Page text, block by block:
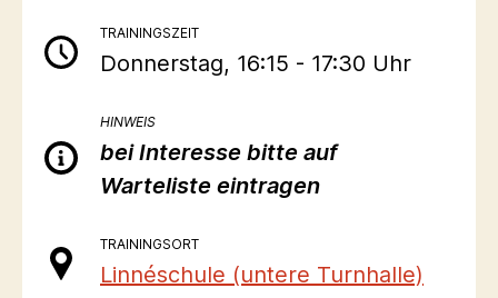
TRAININGSZEIT
Donnerstag, 16:15 - 17:30 Uhr
HINWEIS
bei Interesse bitte auf
Warteliste eintragen
TRAININGSORT
Linnéschule (untere Turnhalle)